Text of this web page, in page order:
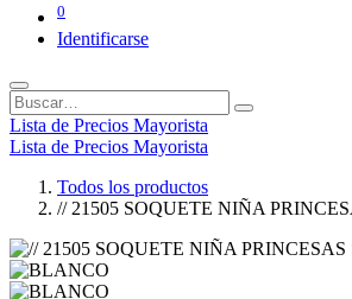
0
Identificarse
Lista de Precios Mayorista
Lista de Precios Mayorista
Todos los productos
// 21505 SOQUETE NIÑA